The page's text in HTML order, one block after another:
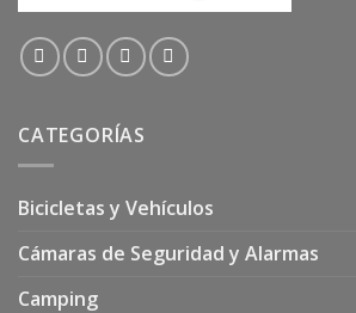
CATEGORÍAS
Bicicletas y Vehículos
Cámaras de Seguridad y Alarmas
Camping